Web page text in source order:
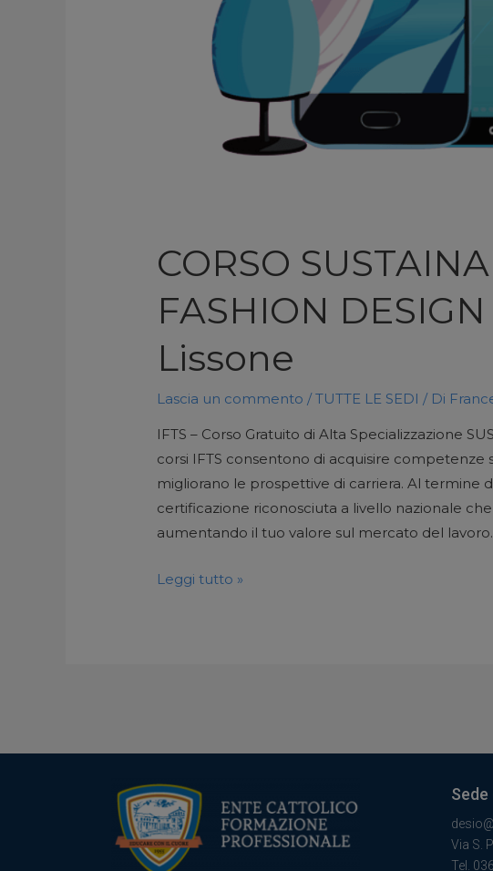
CORSO
FASHION
Lissone
Lascia un commento /TUTTE LE SEDI / Di
IFTS – Corso Gratuito di Alta Specializzazione
corsi IFTS consentono di acquisire competenze
migliorano le prospettive di carriera. Al termine
certificazione riconosciuta a livello nazionale
aumentando il tuo valore sul mercato del
Leggi tutto »
Sede
Via S.
Tel.